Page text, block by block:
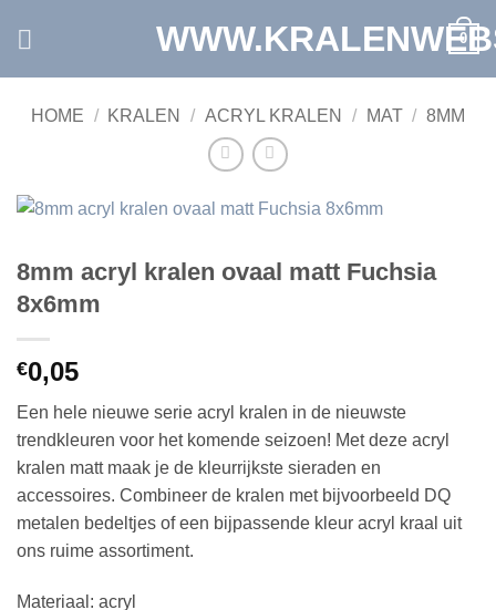
0
HOME / KRALEN / ACRYL KRALEN / MAT / 8MM
8mm acryl kralen ovaal matt Fuchsia
8x6mm
€0,05
Een hele nieuwe serie acryl kralen in de nieuwste
trendkleuren voor het komende seizoen! Met deze acryl
kralen matt maak je de kleurrijkste sieraden en
accessoires. Combineer de kralen met bijvoorbeeld DQ
metalen bedeltjes of een bijpassende kleur acryl kraal uit
ons ruime assortiment.
Materiaal: acryl